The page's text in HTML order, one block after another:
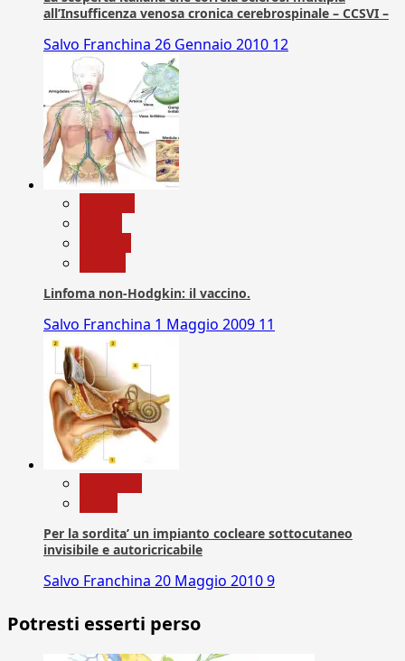
all’Insufficenza venosa cronica cerebrospinale – CCSVI –
Salvo Franchina 26 Gennaio 2010 12
Linfoma non-Hodgkin: il vaccino.
Salvo Franchina 1 Maggio 2009 11
Per la sordita’ un impianto cocleare sottocutaneo
invisibile e autoricricabile
Salvo Franchina 20 Maggio 20109
Potresti esserti perso